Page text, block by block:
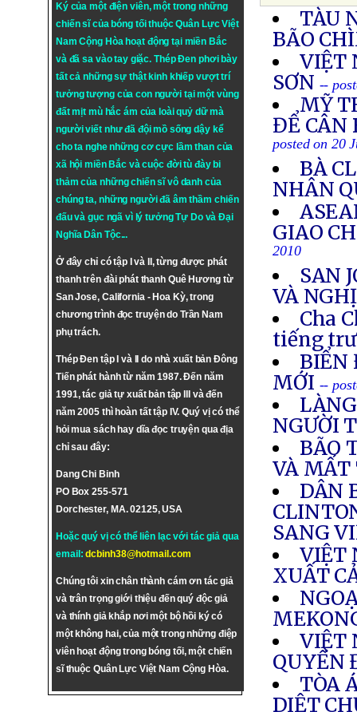
Ký của một điện viên, một trong những
chiến sĩ của bóng tối thuộc Quân Lực Việt
Nam Cộng Hòa hoạt động tại miền Bắc
và đã sa vào tay giặc. Thép Đen phơi bày
tất cả những sự thật kinh khiếp vượt trí
tưởng tượng của con người tại một vùng
đất mịt mù hắc ám của loài quỷ dữ mà
người viết như đã đội mồ sống dậy kể
cho ta nghe những cơ cực lầm than của
xã hội miền Bắc và cuộc đời tù đày bi
thảm của những chiến sĩ vô danh của
chúng ta, những người đã âm thầm chiến
đấu và gục ngã vì lý tưởngTự DovàĐại
Nghĩa Dân Tộc...
Ở đây chỉ có tập I và II, từng được phát
thanh trên đài phát thanh Quê Hương từ
San Jose, California - Hoa Kỳ, trong
chương trình đọc truyện do Trần Nam
phụ trách.
Thép Đen tập I và II do nhà xuất bản Đông
Tiến phát hành từ năm 1987. Đến năm
1991, tác giả tự xuất bản tập III và đến
năm 2005 thì hoàn tất tập IV. Quý vị có thể
hỏi mua sách hay dĩa đọc truyện qua địa
chỉ sau đây:
Dang Chi Binh
PO Box 255-571
Dorchester, MA. 02125, USA
Hoặc quý vị có thể liên lạc với tác giả qua
email:dcbinh38@hotmail.com
Chúng tôi xin chân thành cám ơn tác giả
và trân trọng giới thiệu đến quý độc giả
và thính giả khắp nơi một bộ hồi ký có
một không hai, của một trong những điệp
viên hoạt động trong bóng tối, một chiến
sĩ thuộc Quân Lực Việt Nam Cộng Hòa.
TÀU
BÃO
VIỆT
SƠN --
MỸ
ĐỂ CÂN
posted on 20
BÀ
NHÂN
GIAO
2010
SAN
VÀ
Cha
tiếng
BIỂN
MỚI --
NGƯỜI
BÃO
VÀ
DÂN
SANG
VIỆT
XUẤT
VIỆT
QUYỀN
TÒA
DIỆT